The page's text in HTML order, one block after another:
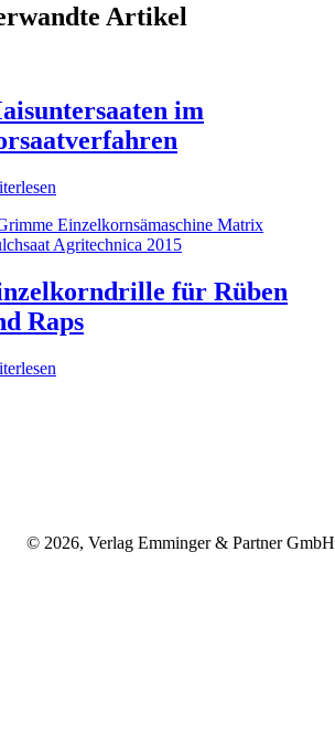
Artikel
im
für Rüben
Raps
© 2026, Verlag Emminger & Partner GmbH